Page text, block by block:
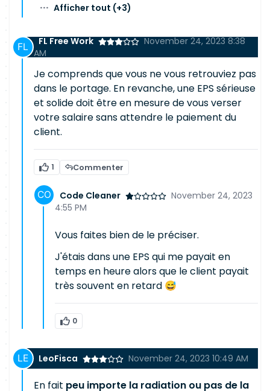
··· Afficher tout (+3)
FL Free Work
November 24, 2023 8:38
AM
Je comprends que vous ne vous retrouviez pas
dans le portage. En revanche, une EPS sérieuse
et solide doit être en mesure de vous verser
votre salaire sans attendre le paiement du
client.
1 Commenter
Code Cleaner
November 24, 2023
4:55 PM
Vous faites bien de le préciser.
J'étais dans une EPS qui me payait en
temps en heure alors que le client payait
très souvent en retard 😅
0
LeoFisca November 24, 2023 10:49 AM
En fait peu importe la radiation ou pas de la